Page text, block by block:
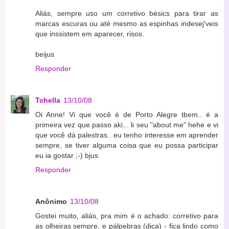
Aliás, sempre uso um corretivo bésics para tirar as
marcas escuras ou até mesmo as espinhas indesej'veis
que inssistem em aparecer, risos.
beijus
Responder
Tchella 13/10/08
Oi Anne! Vi que você é de Porto Alegre tbem.. é a
primeira vez que passo aki... li seu "about me" hehe e vi
que você dá palestras.. eu tenho interesse em aprender
sempre, se tiver alguma coisa que eu possa participar
eu ia gostar ;-) bjus
Responder
Anônimo 13/10/08
Gostei muito, aliás, pra mim é o achado: corretivo para
as olheiras sempre, e pálpebras (dica) - fica lindo como